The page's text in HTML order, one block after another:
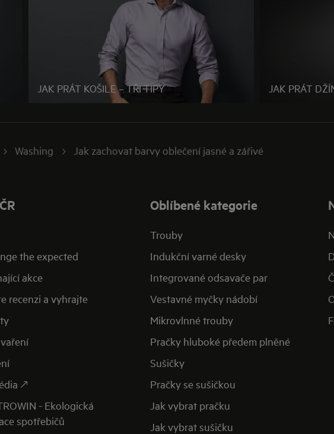
JAK PRÁT KOŠILE – TŘI TIPY JAK PRÁT
Washing Jak zachovat barvy oblečení jasné a zářivé
the expected
akce
recenzi a vyhrajte
🡕
- Ekologická
spotřebičů
Oblíbené kategorie
Trouby
Indukční varné desky
Integrované odsavače par
Vestavné myčky nádobí
Mikrovlnné trouby
Pračky hluboké předem plněné
Sušičky
Pračky se sušičkou
Jak vybrat pračku
Jak vybrat sušičku